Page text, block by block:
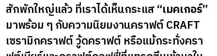
สักพักใหญ่แล้ว ที่เราได้เห็นกระแส“เมคเกอร์”
มาพร้อม ๆ กับความนิยมงานคราฟต์ CRAFT
เซรามิกคราฟต์ วู้ดคราฟต์ หรือแม้กระทั่งครา